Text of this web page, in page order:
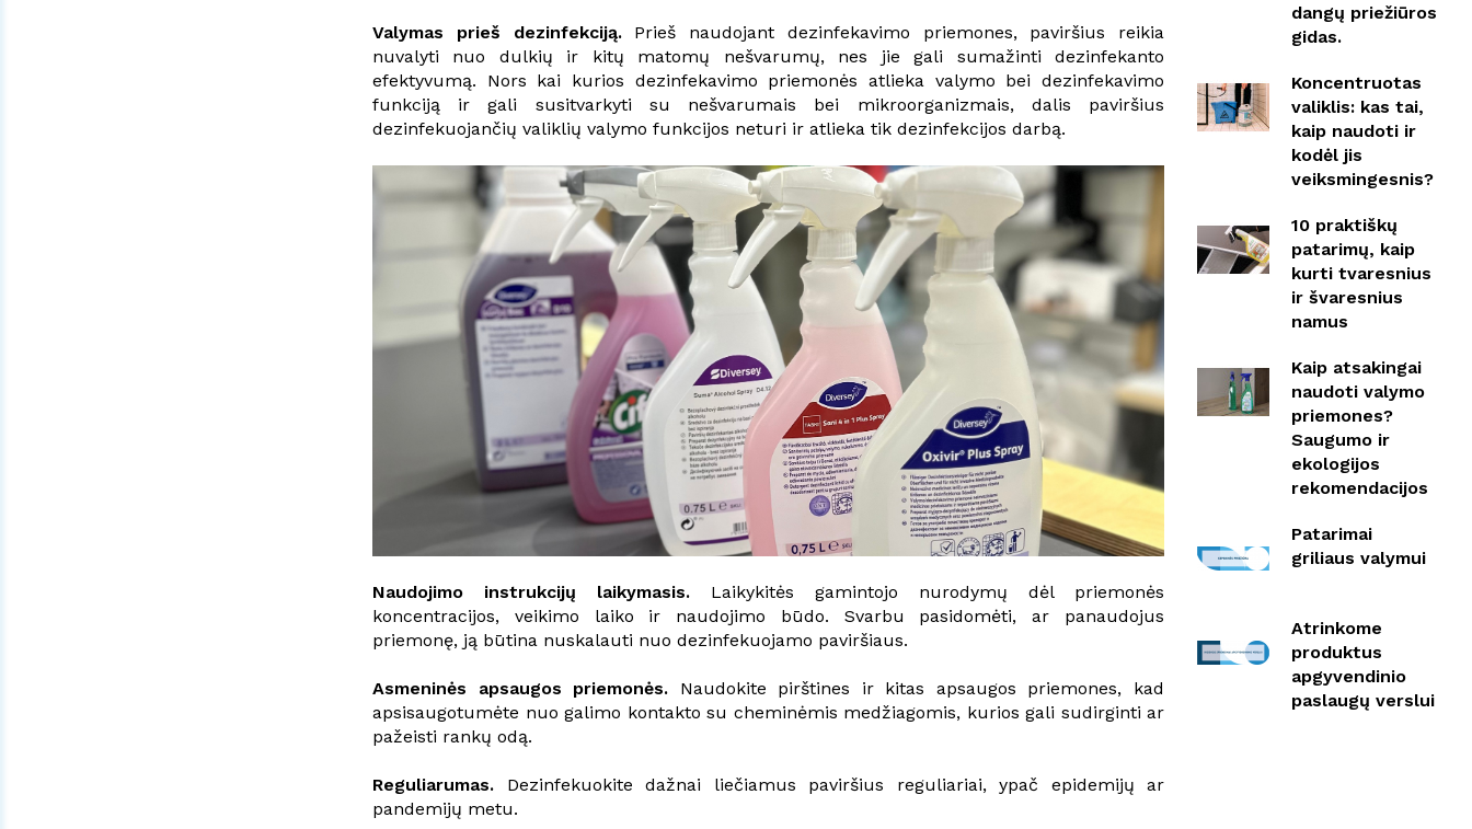
dangų priežiūros
gidas.
Koncentruotas
valiklis: kas tai,
kaip naudoti ir
kodėl jis
veiksmingesnis?
10 praktiškų
patarimų, kaip
kurti tvaresnius
ir švaresnius
namus
Kaip atsakingai
naudoti valymo
priemones?
Saugumo ir
ekologijos
rekomendacijos
Patarimai
griliaus valymui
Atrinkome
produktus
apgyvendinio
paslaugų verslui
Valymas prieš dezinfekciją. Prieš naudojant dezinfekavimo priemones, paviršius reikia
nuvalyti nuo dulkių ir kitų matomų nešvarumų, nes jie gali sumažinti dezinfekanto
efektyvumą. Nors kai kurios dezinfekavimo priemonės atlieka valymo bei dezinfekavimo
funkciją ir gali susitvarkyti su nešvarumais bei mikroorganizmais, dalis paviršius
dezinfekuojančių valiklių valymo funkcijos neturi ir atlieka tik dezinfekcijos darbą.
Naudojimo instrukcijų laikymasis. Laikykitės gamintojo nurodymų dėl priemonės
koncentracijos, veikimo laiko ir naudojimo būdo. Svarbu pasidomėti, ar panaudojus
priemonę, ją būtina nuskalauti nuo dezinfekuojamo paviršiaus.
Asmeninės apsaugos priemonės. Naudokite pirštines ir kitas apsaugos priemones, kad
apsisaugotumėte nuo galimo kontakto su cheminėmis medžiagomis, kurios gali sudirginti ar
pažeisti rankų odą.
Reguliarumas. Dezinfekuokite dažnai liečiamus paviršius reguliariai, ypač epidemijų ar
pandemijų metu.